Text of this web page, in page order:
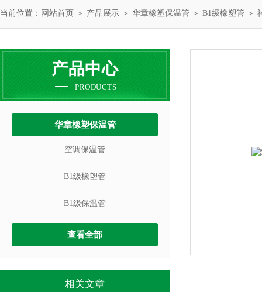
当前位置： 网站首页 ＞ 产品展示 ＞ 华章橡塑保温管 ＞ B1级橡塑管 ＞
产品中心
PRODUCTS
华章橡塑保温管
空调保温管
B1级橡塑管
B1级保温管
查看全部
相关文章